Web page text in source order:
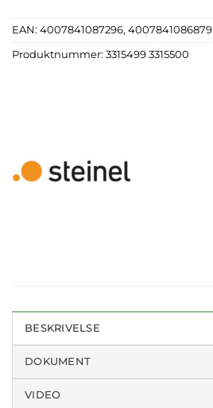
EAN: 4007841087296, 4007841086879
Produktnummer: 3315499 3315500
BESKRIVELSE
DOKUMENT
VIDEO